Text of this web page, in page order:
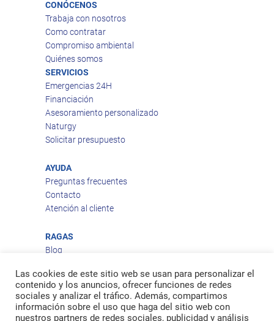
CONÓCENOS
Trabaja con nosotros
Como contratar
Compromiso ambiental
Quiénes somos
SERVICIOS
Emergencias 24H
Financiación
Asesoramiento personalizado
Naturgy
Solicitar presupuesto
AYUDA
Preguntas frecuentes
Contacto
Atención al cliente
RAGAS
Blog
Política de privacidad
Política de cookies
Política de envío
Política de devoluciones
Las cookies de este sitio web se usan para personalizar el
contenido y los anuncios, ofrecer funciones de redes
sociales y analizar el tráfico. Además, compartimos
información sobre el uso que haga del sitio web con
nuestros partners de redes sociales, publicidad y análisis